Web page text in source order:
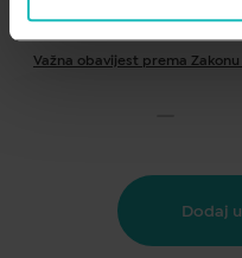
Dodaj na listu želja
Važna obavijest prema
SUMMER25
Doppelherz® system
Dodaj